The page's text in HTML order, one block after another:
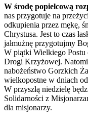
W środę popielcową
nas przygotuje na
odkupienia przez mękę,
Chrystusa. Jest to czas
jałmużnę przygotujmy
W piątki Wielkiego
Drogi Krzyżowej.
nabożeństwo Gorzkich
wielkopostne w dniach
W przyszłą niedzielę
Solidarności z
dla misjonarzy.